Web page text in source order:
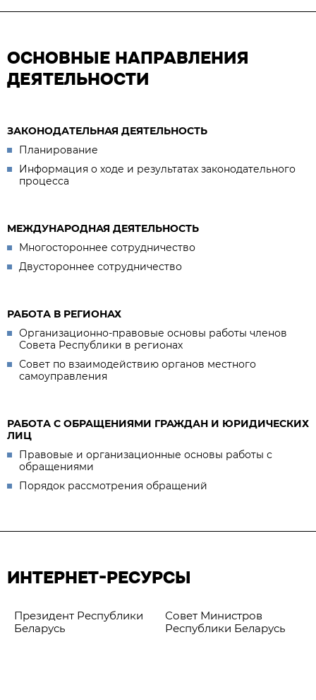
ОСНОВНЫЕ НАПРАВЛЕНИЯ
ДЕЯТЕЛЬНОСТИ
ЗАКОНОДАТЕЛЬНАЯ ДЕЯТЕЛЬНОСТЬ
Планирование
Информация о ходе и результатах законодательного
процесса
МЕЖДУНАРОДНАЯ ДЕЯТЕЛЬНОСТЬ
Многостороннее сотрудничество
Двустороннее сотрудничество
РАБОТА В РЕГИОНАХ
Организационно-правовые основы работы членов
Совета Республики в регионах
Совет по взаимодействию органов местного
самоуправления
РАБОТА С ОБРАЩЕНИЯМИ ГРАЖДАН И ЮРИДИЧЕСКИХ
ЛИЦ
Правовые и организационные основы работы с
обращениями
Порядок рассмотрения обращений
ИНТЕРНЕТ-РЕСУРСЫ
Президент Республики
Беларусь
Совет Министров
Республики Беларусь